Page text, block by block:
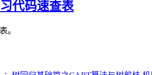
代码速查表
。